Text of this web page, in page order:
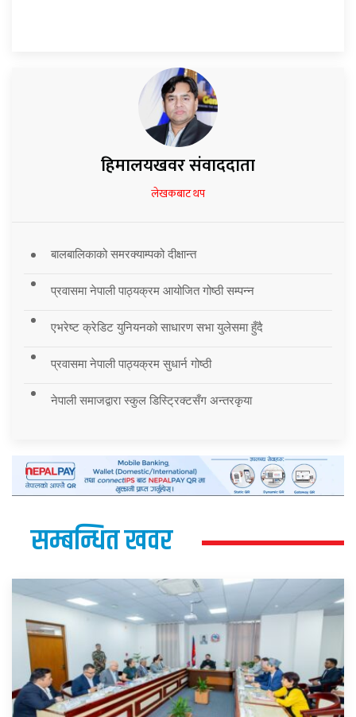
हिमालयखवर संवाददाता
लेखकबाट थप
बालबालिकाको समरक्याम्पको दीक्षान्त
प्रवासमा नेपाली पाठ्यक्रम आयोजित गोष्ठी सम्पन्न
एभरेष्ट क्रेडिट युनियनको साधारण सभा युलेसमा हुँदै
प्रवासमा नेपाली पाठ्यक्रम सुधार्न गोष्ठी
नेपाली समाजद्वारा स्कुल डिस्ट्रिक्टसँग अन्तरकृया
सम्बन्धित खवर